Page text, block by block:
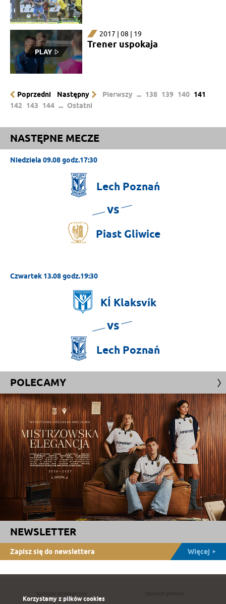
2017 | 08 | 19
Trener uspokaja
Poprzedni Następny Pierwszy ... 138 139 140 141
142
143 144 ... Ostatni
NASTĘPNE MECZE
Niedziela 09.08 godz.17:30
Lech Poznań
vs
Piast Gliwice
Czwartek 13.08 godz.19:30
KÍ Klaksvík
vs
Lech Poznań
POLECAMY
NEWSLETTER
Zapisz się do newslettera Więcej
Korzystamy z plików cookies